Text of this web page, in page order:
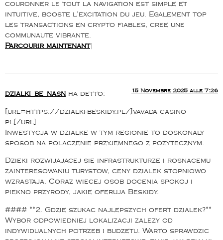
couronner le tout la navigation est simple et
intuitive, booste l’excitation du jeu. Egalement top
les transactions en crypto fiables, cree une
communaute vibrante.
Parcourir maintenant|
dzialki_be_nasn ha detto: 15 Novembre 2025 alle 7:26
[url=https://dzialki-beskidy.pl/]vavada casino
pl[/url]
Inwestycja w dzialke w tym regionie to doskonaly
sposob na polaczenie przyjemnego z pozytecznym.
Dzieki rozwijajacej sie infrastrukturze i rosnacemu
zainteresowaniu turystow, ceny dzialek stopniowo
wzrastaja. Coraz wiecej osob docenia spokoj i
piekno przyrody, jakie oferuja Beskidy.
#### **2. Gdzie szukac najlepszych ofert dzialek?**
Wybor odpowiedniej lokalizacji zalezy od
indywidualnych potrzeb i budzetu. Warto sprawdzic